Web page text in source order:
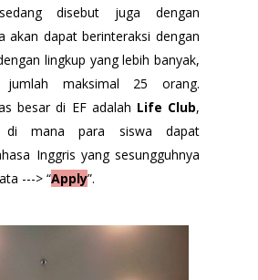
disebut juga dengan
akan dapat berinteraksi dengan
lingkup yang lebih banyak,
jumlah maksimal 25 orang.
besar di EF adalah Life Club,
di mana para siswa dapat
Inggris yang sesungguhnya
---> “Apply”.